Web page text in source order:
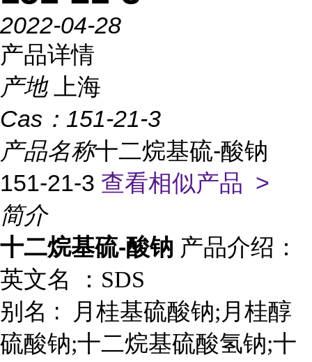
2022-04-28
产品详情
产地
上海
Cas： 151-21-3
产品名称十二烷基硫-酸钠
151-21-3 查看相似产品 >
简介
十二烷基硫-酸钠 产品介绍：
英文名 ： SDS
别名 :
月桂基硫酸钠;月桂醇
硫酸钠;十二烷基硫酸氢钠;十